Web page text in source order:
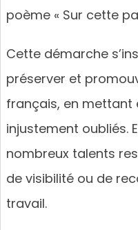
poème « Sur cette
Cette démarche
préserver et
français, en mettant
injustement oubliés.
nombreux talents
de visibilité ou de
travail.